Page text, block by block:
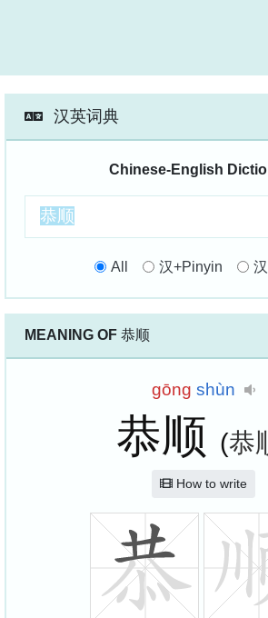
汉英词典
Chinese-English
All 汉+Pinyin
MEANING OF 恭顺
gōng shùn
恭顺 (恭
How to write